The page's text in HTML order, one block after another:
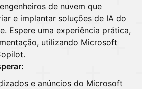
de nuvem que
e implantar soluções de IA do
Espere uma experiência prática,
utilizando Microsoft
e anúncios do Microsoft